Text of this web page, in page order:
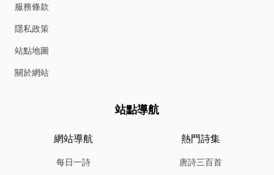
服務條款
隱私政策
站點地圖
關於網站
站點導航
網站導航
每日一詩
熱門詩集
唐詩三百首